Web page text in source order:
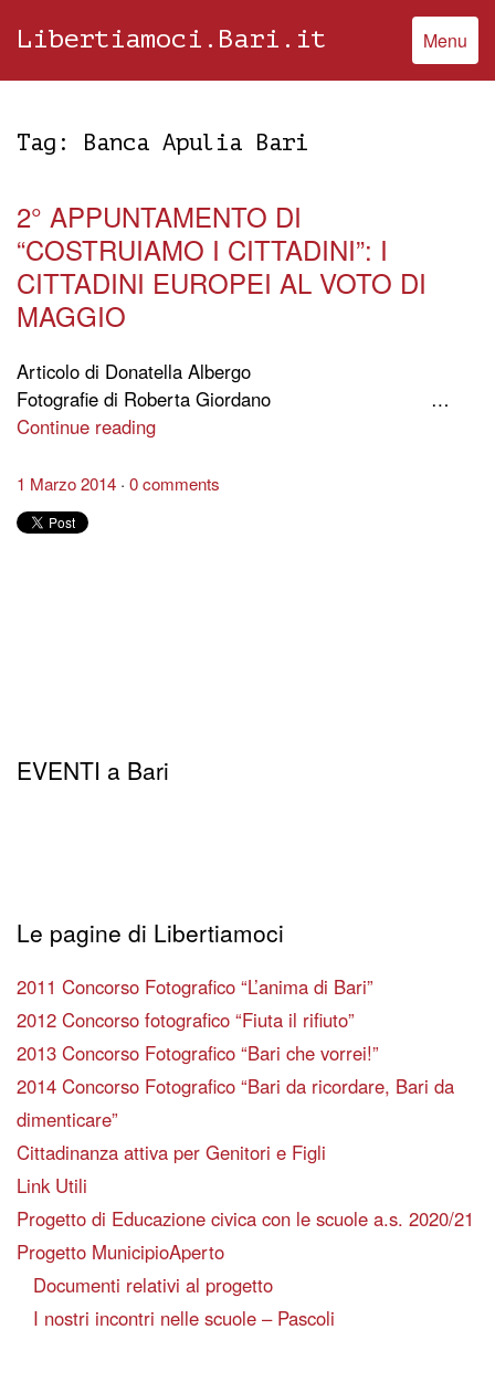
Libertiamoci.Bari.it Menu
Tag: Banca Apulia Bari
2° APPUNTAMENTO DI
“COSTRUIAMO I CITTADINI”: I
CITTADINI EUROPEI AL VOTO DI
MAGGIO
Articolo di Donatella Albergo
Fotografie di Roberta Giordano …
Continue reading
1 Marzo 2014 0 comments
EVENTI a Bari
Le pagine di Libertiamoci
2011 Concorso Fotografico “L’anima di Bari”
2012 Concorso fotografico “Fiuta il rifiuto”
2013 Concorso Fotografico “Bari che vorrei!”
2014 Concorso Fotografico “Bari da ricordare, Bari da
dimenticare”
Cittadinanza attiva per Genitori e Figli
Link Utili
Progetto di Educazione civica con le scuole a.s. 2020/21
Progetto MunicipioAperto
Documenti relativi al progetto
I nostri incontri nelle scuole – Pascoli